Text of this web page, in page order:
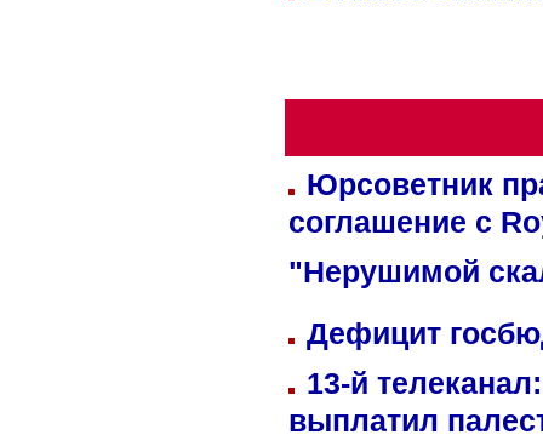
Юрсоветник
соглашение с
"Нерушимой
Дефицит
13-й